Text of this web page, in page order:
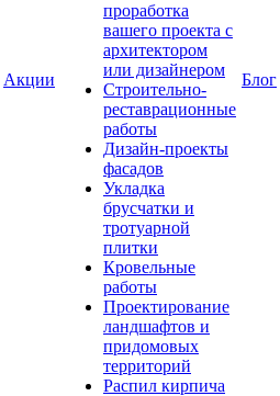
Акции
проработка
вашего проекта с
архитектором
или дизайнером
Строительно-
реставрационные
работы
Дизайн-проекты
фасадов
Укладка
брусчатки и
тротуарной
плитки
Кровельные
работы
Проектирование
ландшафтов и
придомовых
территорий
Распил кирпича
Блог